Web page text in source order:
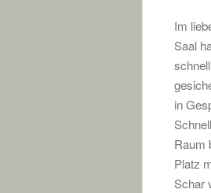
Im
Saal
in
Raum
Platz
Schar